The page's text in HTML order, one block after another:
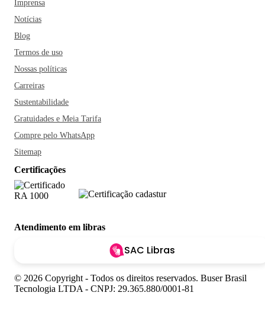
Imprensa
Notícias
Blog
Termos de uso
Nossas políticas
Carreiras
Sustentabilidade
Gratuidades e Meia Tarifa
Compre pelo WhatsApp
Sitemap
Certificações
Atendimento em libras
SAC Libras
© 2026 Copyright - Todos os direitos reservados. Buser Brasil
Tecnologia LTDA - CNPJ: 29.365.880/0001-81